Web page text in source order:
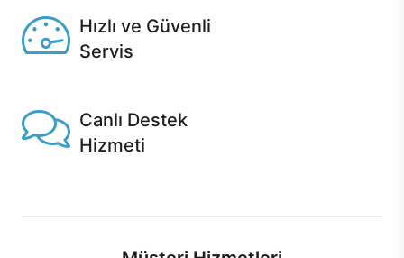
Hızlı ve Güvenli
Servis
Canlı Destek
Hizmeti